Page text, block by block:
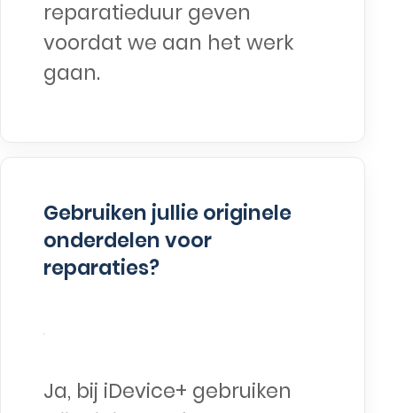
reparatieduur geven
voordat we aan het werk
gaan.
Gebruiken jullie originele
onderdelen voor
reparaties?
Ja, bij iDevice+ gebruiken